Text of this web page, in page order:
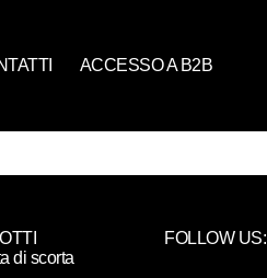
ACCESSO A B2B
di scorta
FOLLOW US: